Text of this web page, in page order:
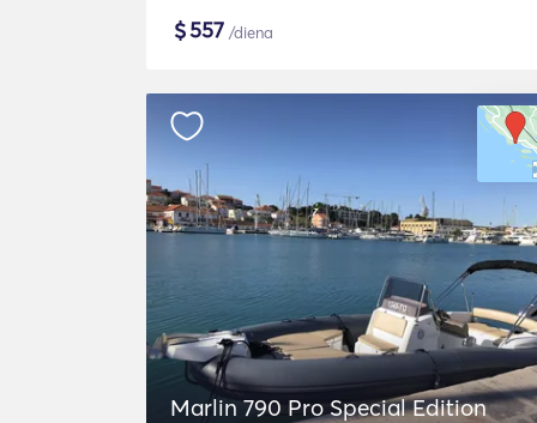
$557 /diena
Marlin 790 Pro Special Edition